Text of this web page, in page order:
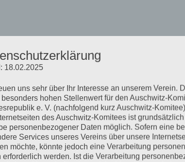
20.05.2020
ein Transparent an einer Lattenkonstruktion zu
begann mit einem Antrag des Verteidigers
wünscht, um die Erinnerungslücken Bruno Ds.,
lasse Erinnerungen aus, die ihm…
18.02.2025
uns sehr über Ihr Interesse an unserem Verein.
hohen Stellenwert für den Auschwitz-
e. V. (nachfolgend kurz Auschwitz-
des Auschwitz-Komitees ist
personenbezogener Daten möglich. Sofern eine
Services unseres Vereins über unsere
möchte, könnte jedoch eine Verarbeitung
erforderlich werden. Ist die Verarbeitung